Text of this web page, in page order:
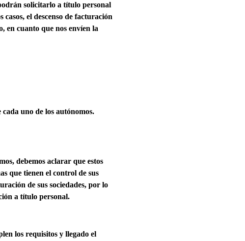
solicitarlo a título personal
el descenso de facturación
en cuanto que nos envíen la
uno de los autónomos.
, debemos aclarar que estos
que tienen el control de sus
de sus sociedades, por lo
a título personal.
los requisitos y llegado el